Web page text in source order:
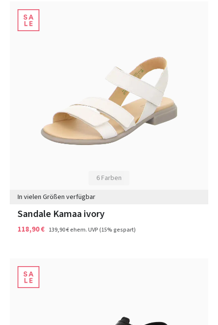
6 Farben
In vielen Größen verfügbar
Sandale Kamaa ivory
118,90 € 139,90 €ehem. UVP(15% gespart)